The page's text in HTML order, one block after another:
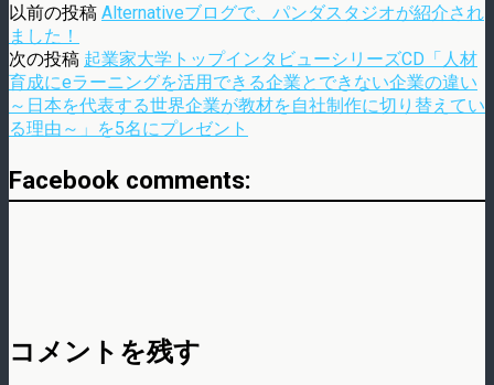
以前の投稿 Alternativeブログで、パンダスタジオが紹介され
ました！
次の投稿 起業家大学トップインタビューシリーズCD「人材
育成にeラーニングを活用できる企業とできない企業の違い
～日本を代表する世界企業が教材を自社制作に切り替えてい
る理由～」を5名にプレゼント
Facebook comments:
コメントを残す